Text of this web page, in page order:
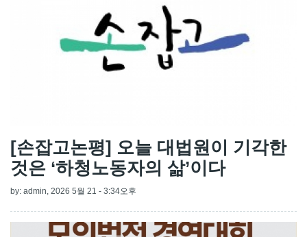
[손잡고논평] 오늘 대법원이 기각한
것은 ‘하청노동자의 삶’이다
by: admin , 2026 5월 21 - 3:34오후